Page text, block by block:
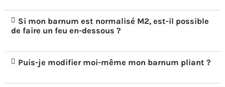
Si mon barnum est normalisé M2, est-il possible
de faire un feu en-dessous ?
Puis-je modifier moi-même mon barnum pliant ?